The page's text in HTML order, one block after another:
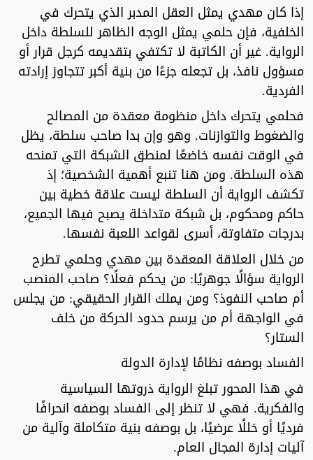
إذا كان مهدي يمثل العقل المدبر الذي يتحرك في
الخلفية، فإن حلمي يمثل الوجه الظاهر للسلطة داخل
الرواية. غير أن الكاتبة لا تكتفي بتقديمه كرجل قرار أو
مسؤول نافذ، بل تجعله جزءًا من بنية أكبر تتجاوز إرادته
الفردية.
فحلمي يتحرك داخل منظومة معقدة من المصالح
والضغوط والتوازنات. وهو وإن بدا صاحب سلطة، يظل
في الوقت نفسه خاضعًا لمنطق الشبكة التي تمنحه
هذه السلطة. ومن هنا تنبع أهمية الشخصية؛ إذ
تكشف الرواية أن السلطة ليست علاقة خطية بين
حاكم ومحكوم، بل شبكة متداخلة يصبح فيها الجميع،
بدرجات متفاوتة، أسرى لقواعد اللعبة نفسها.
من خلال العلاقة المعقدة بين مهدي وحلمي تطرح
الرواية سؤالًا جوهريًا: من يحكم فعلًا؟ صاحب المنصب
أم صاحب النفوذ؟ ومن يملك القرار الحقيقي: من يجلس
في الواجهة أم من يرسم حدود الحركة من خلف
الستار؟
الفساد بوصفه نظامًا لإدارة الدولة
في هذا المحور تبلغ الرواية ذروتها السياسية
والفكرية. فهي لا تنظر إلى الفساد بوصفه انحرافًا
فرديًا أو خللًا عرضيًا، بل بوصفه بنية متكاملة وآلية من
آليات إدارة المجال العام.